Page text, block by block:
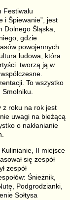
Festiwalu
i Śpiewanie”, jest
Dolnego Śląska,
gdzie
powojennych
ludowa, która
tworzą ją w
To wszystko
z roku na rok jest
uwagi na bieżącą
o nakłanianie
Kulinianie, II miejsce
się zespół
zespół
Śnieżnik,
Podgrodzianki,
Sołtysa